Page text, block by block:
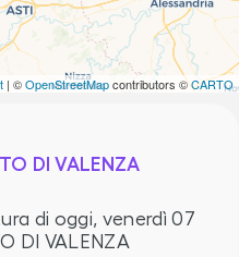
| ©OpenStreetMapcontributors ©CARTO
DI VALENZA
di oggi, venerdì 07
DI VALENZA